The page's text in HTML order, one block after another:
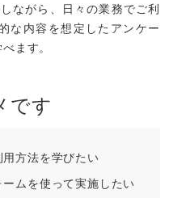
他の機能も
見る
ながら、日々の業務でご利
な内容を想定したアンケー
ます。
です
方法を学びたい
ムを使って実施したい